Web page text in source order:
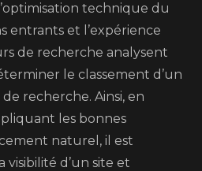
technique du
entrants et l’expérience
de recherche analysent
le classement d’un
recherche. Ainsi, en
les bonnes
naturel, il est
visibilité d’un site et